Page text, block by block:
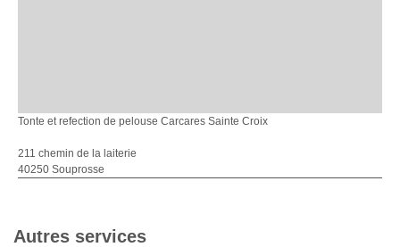
Tonte et refection de pelouse Carcares Sainte Croix
211 chemin de la laiterie
40250 Souprosse
Autres services